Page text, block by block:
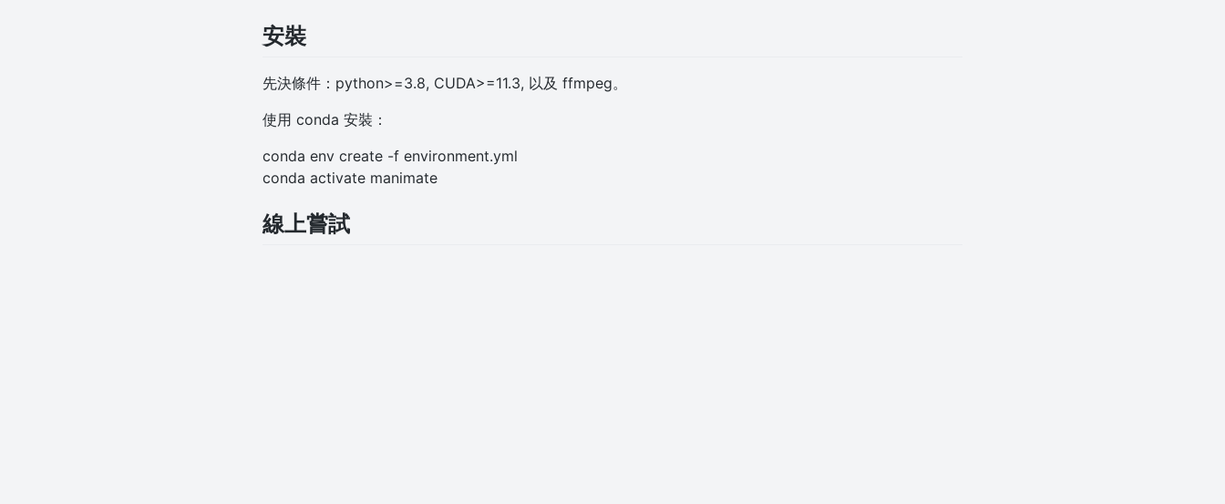
安裝
先決條件：python>=3.8, CUDA>=11.3, 以及 ffmpeg。
使用 conda 安裝：
conda env create -f environment.yml
conda activate manimate
線上嘗試